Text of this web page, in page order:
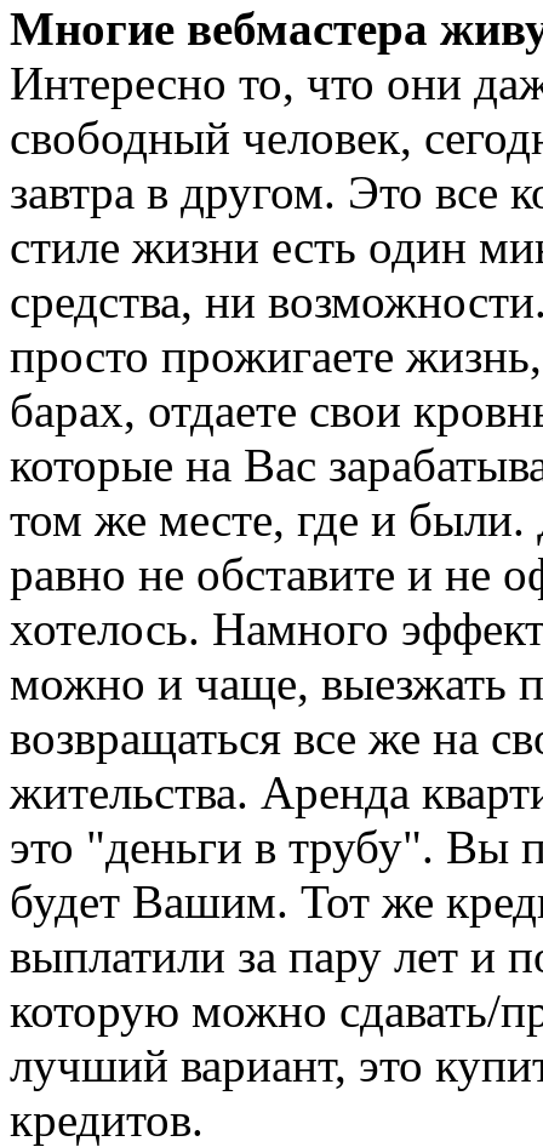
Многие вебмастера
Интересно то, что они
свободный человек,
завтра в другом. Это все
стиле жизни есть один
средства, ни
просто прожигаете
барах, отдаете свои
которые на Вас
том же месте, где и
равно не обставите и не
хотелось. Намного
можно и чаще, выезжать
возвращаться все же на
жительства. Аренда
это "деньги в трубу". Вы
будет Вашим. Тот же
выплатили за пару лет и
которую можно сдавать/
лучший вариант, это
кредитов.